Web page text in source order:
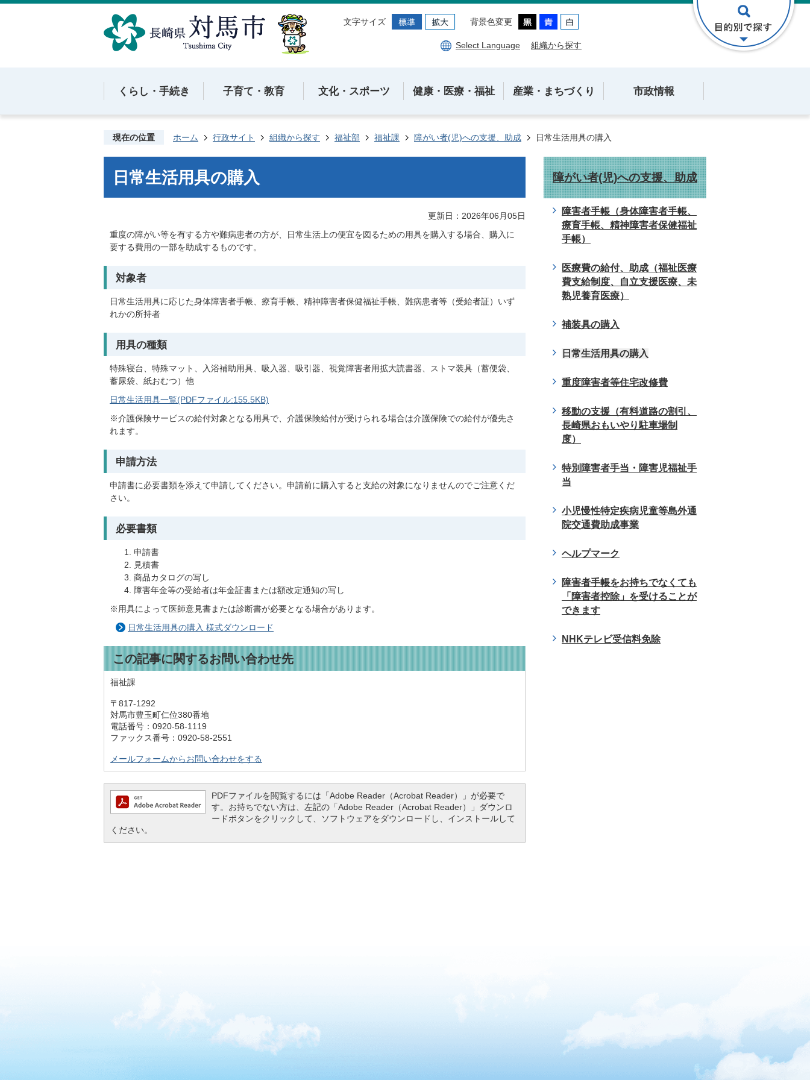
文字サイズ 背景色変更
Select Language 組織から探す
くらし・手続き 子育て・教育 文化・スポーツ 健康・医療・福祉 産業・まちづくり 市政情報
現在の位置 ホーム 行政サイト 組織から探す 福祉部 福祉課 障がい者(児)への支援、助成 日常生活用具の購入
日常生活用具の購入
更新日：2026年06月05日
重度の障がい等を有する方や難病患者の方が、日常生活上の便宜を図るための用具を購入する場合、購入に
要する費用の一部を助成するものです。
対象者
日常生活用具に応じた身体障害者手帳、療育手帳、精神障害者保健福祉手帳、難病患者等（受給者証）いず
れかの所持者
用具の種類
特殊寝台、特殊マット、入浴補助用具、吸入器、吸引器、視覚障害者用拡大読書器、ストマ装具（蓄便袋、
蓄尿袋、紙おむつ）他
日常生活用具一覧(PDFファイル:155.5KB)
※介護保険サービスの給付対象となる用具で、介護保険給付が受けられる場合は介護保険での給付が優先さ
れます。
申請方法
申請書に必要書類を添えて申請してください。申請前に購入すると支給の対象になりませんのでご注意くだ
さい。
必要書類
申請書
見積書
商品カタログの写し
障害年金等の受給者は年金証書または額改定通知の写し
※用具によって医師意見書または診断書が必要となる場合があります。
日常生活用具の購入 様式ダウンロード
この記事に関するお問い合わせ先
福祉課
〒817-1292
対馬市豊玉町仁位380番地
電話番号：0920-58-1119
ファックス番号：0920-58-2551
メールフォームからお問い合わせをする
PDFファイルを閲覧するには「Adobe Reader（Acrobat Reader）」が必要で
す。お持ちでない方は、左記の「Adobe Reader（Acrobat Reader）」ダウンロ
ードボタンをクリックして、ソフトウェアをダウンロードし、インストールして
ください。
障がい者(児)への支援、助成
障害者手帳（身体障害者手帳、
療育手帳、精神障害者保健福祉
手帳）
医療費の給付、助成（福祉医療
費支給制度、自立支援医療、未
熟児養育医療）
補装具の購入
日常生活用具の購入
重度障害者等住宅改修費
移動の支援（有料道路の割引、
長崎県おもいやり駐車場制
度）
特別障害者手当・障害児福祉手
当
小児慢性特定疾病児童等島外通
院交通費助成事業
ヘルプマーク
障害者手帳をお持ちでなくても
「障害者控除」を受けることが
できます
NHKテレビ受信料免除